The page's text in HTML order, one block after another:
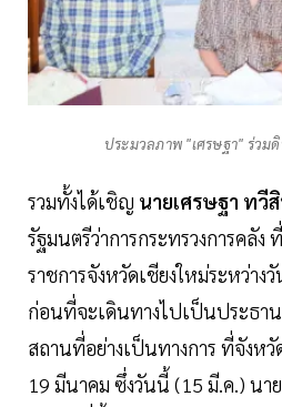
ประมวลภาพ "เศรษฐา" ร่ว
รวมทั้งได้เชิญ นายเศรษฐา ทวี
รัฐมนตรีว่าการกระทรวงการคลั
ราชการจังหวัดเชียงใหม่ระหว่า
ก่อนที่จะเดินทางไปเป็นประธา
สถานที่อย่างเป็นทางการ ที่จังห
19 มีนาคม ซึ่งวันนี้ (15 มี.ค.) นา